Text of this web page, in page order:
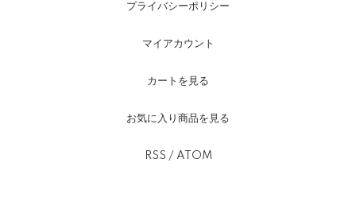
プライバシーポリシー
マイアカウント
カートを見る
お気に入り商品を見る
RSS / ATOM